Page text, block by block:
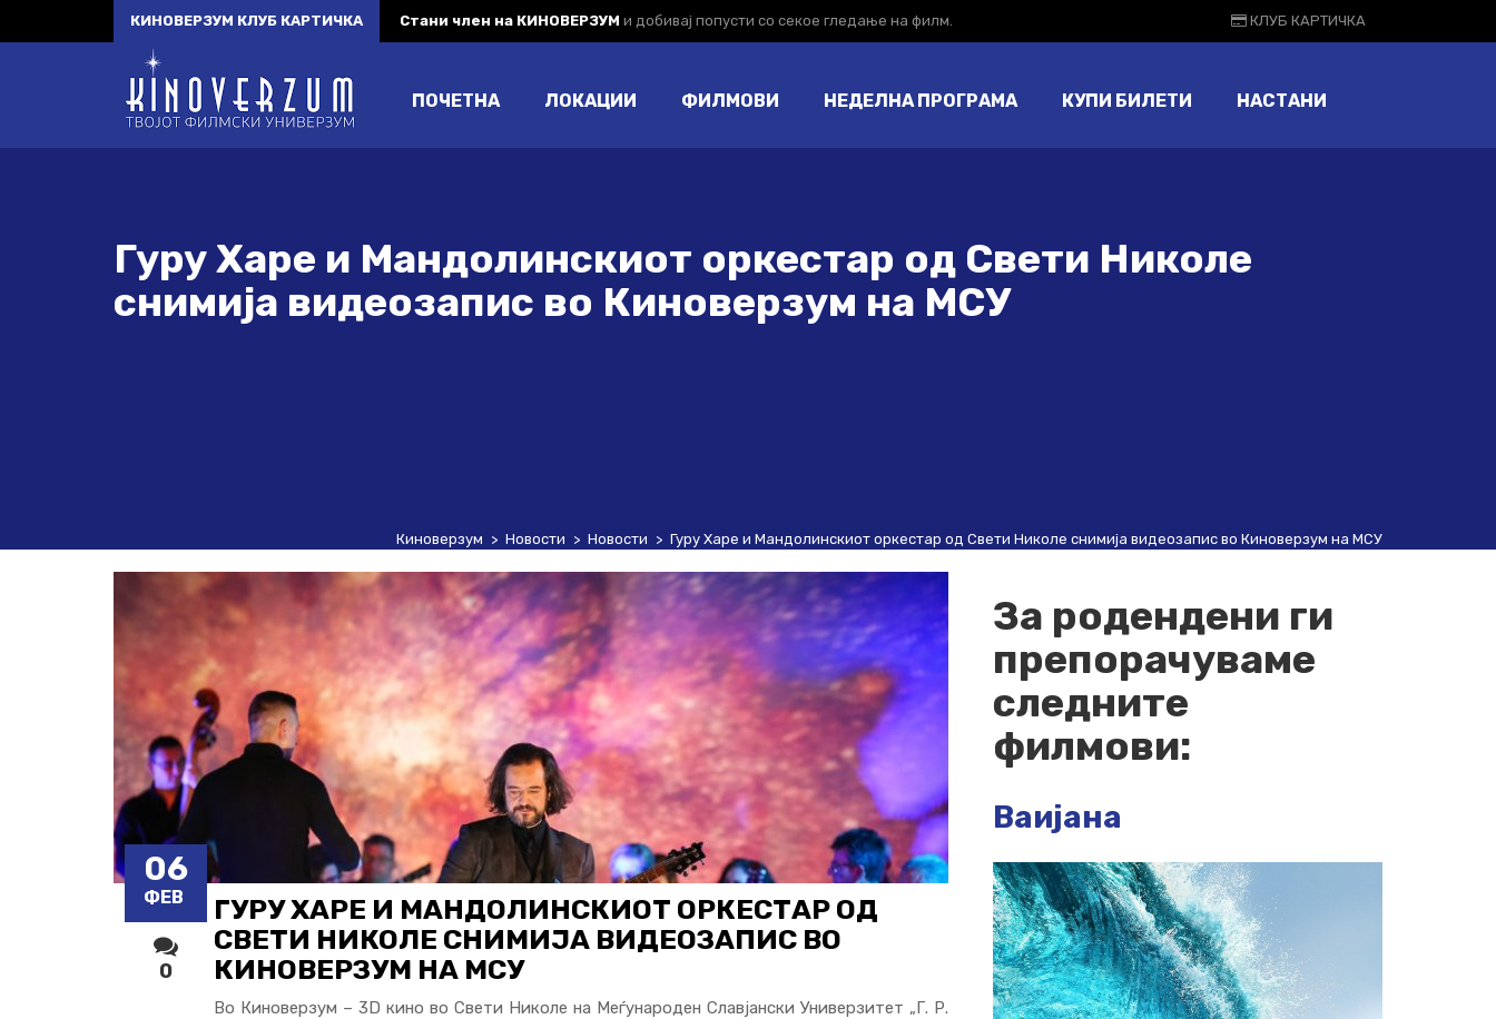
КИНОВЕРЗУМ КЛУБ КАРТИЧКА Стани член на КИНОВЕРЗУМ и добивај попусти со секое гледање на филм. КЛУБ КАРТИЧКА
ПОЧЕТНА ЛОКАЦИИ ФИЛМОВИ НЕДЕЛНА ПРОГРАМА КУПИ БИЛЕТИ НАСТАНИ
Гуру Харе и Мандолинскиот оркестар од Свети Николе
снимија видеозапис во Киноверзум на МСУ
Киноверзум > Новости > Новости > Гуру Харе и Мандолинскиот оркестар од Свети Николе снимија видеозапис во Киноверзум на МСУ
06
ФЕВ
0
ГУРУ ХАРЕ И МАНДОЛИНСКИОТ ОРКЕСТАР ОД
СВЕТИ НИКОЛЕ СНИМИЈА ВИДЕОЗАПИС ВО
КИНОВЕРЗУМ НА МСУ
Во Киноверзум – 3D кино во Свети Николе на Меѓународен Славјански Универзитет „Г. Р.
За родендени ги
препорачуваме
следните
филмови:
Ваијана